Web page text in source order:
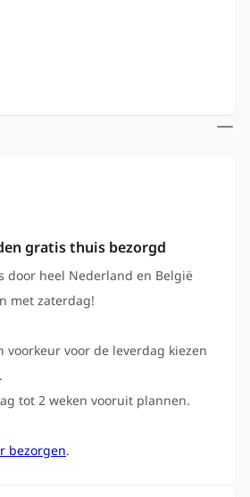
gratis thuis bezorgd
door heel Nederland en België
met zaterdag!
voorkeur voor de leverdag kiezen
tot 2 weken vooruit plannen.
bezorgen.